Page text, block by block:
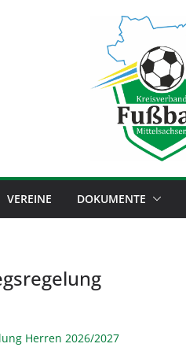
VEREINE DOKUMENTE
Herren 2026/2027